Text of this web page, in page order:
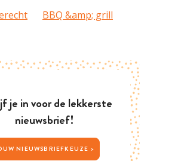
BBQ &amp; grill
je in voor de lekkerste
nieuwsbrief!
JOUW NIEUWSBRIEFKEUZE >